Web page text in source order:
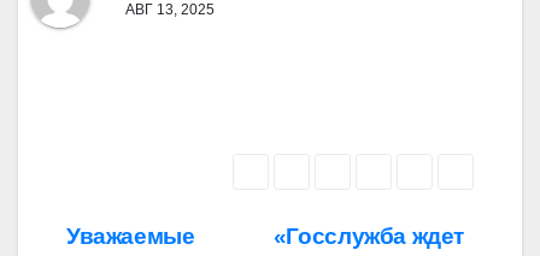
АВГ 13, 2025
Навигация
«Госслужба ждет
Уважаемые